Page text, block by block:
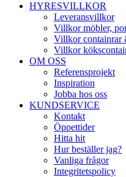
HYRESVILLKOR
Leveransvillkor
Villkor möbler,
Villkor containrar
Villkor
OM OSS
Referensprojekt
Inspiration
Jobba hos oss
KUNDSERVICE
Kontakt
Öppettider
Hitta hit
Hur beställer jag?
Vanliga frågor
Integritetspolicy